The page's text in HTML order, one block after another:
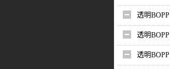
透明BOPP
透明BOPP
透明BOPP